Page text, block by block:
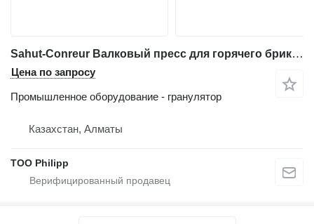
Sahut-Conreur Валковый пресс для горячего брикетирования железа
Цена по запросу
Промышленное оборудование - гранулятор
Казахстан, Алматы
ТОО Philipp